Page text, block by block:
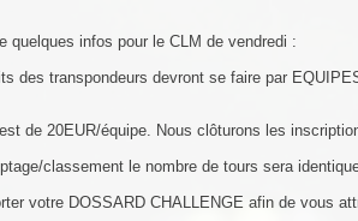
quelques infos pour le CLM de vendredi :
des transpondeurs devront se faire par
de 20EUR/équipe. Nous clôturons les
classement le nombre de tours sera
votre DOSSARD CHALLENGE afin de vous